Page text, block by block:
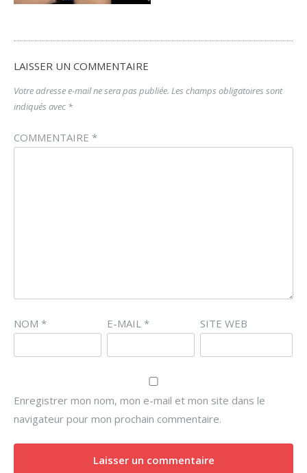
LAISSER UN COMMENTAIRE
Votre adresse e-mail ne sera pas publiée. Les champs obligatoires sont
indiqués avec *
COMMENTAIRE *
NOM * E-MAIL * SITE WEB
Enregistrer mon nom, mon e-mail et mon site dans le
navigateur pour mon prochain commentaire.